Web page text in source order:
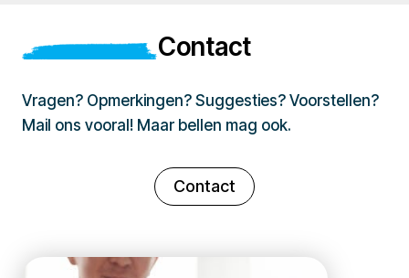
Contact
Vragen? Opmerkingen? Suggesties? Voorstellen?
Mail ons vooral! Maar bellen mag ook.
Contact